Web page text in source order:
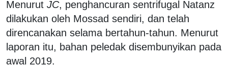
Menurut JC, penghancuran sentrifugal Natanz
dilakukan oleh Mossad sendiri, dan telah
direncanakan selama bertahun-tahun. Menurut
laporan itu, bahan peledak disembunyikan pada
awal 2019.